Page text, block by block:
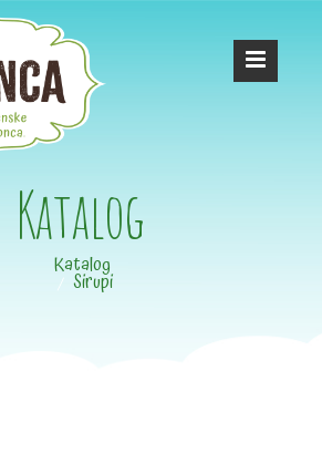
Katalog
Sirupi
Katalog